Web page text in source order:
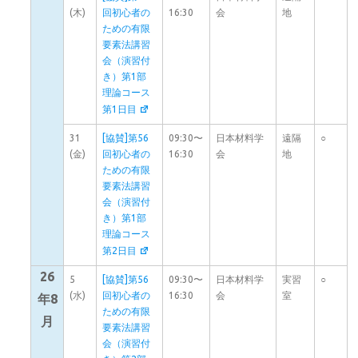
(木)
回初心者の
ための有限
要素法講習
会（演習付
き）第1部
理論コース
第1日目
16:30
会
地
31
(金)
[協賛]第56
回初心者の
ための有限
要素法講習
会（演習付
き）第1部
理論コース
第2日目
09:30〜
16:30
日本材料学
会
遠隔
地
○
26
年8
月
5
(水)
[協賛]第56
回初心者の
ための有限
要素法講習
会（演習付
09:30〜
16:30
日本材料学
会
実習
室
○